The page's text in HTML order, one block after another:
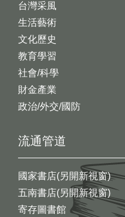
台灣采風
生活藝術
文化歷史
教育學習
社會/科學
財金產業
政治/外交/國防
流通管道
國家書店(另開新視窗)
五南書店(另開新視窗)
寄存圖書館